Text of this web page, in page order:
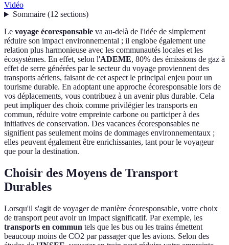
Vidéo
Sommaire(12 sections)
Le voyage écoresponsable va au-delà de l'idée de simplement
réduire son impact environnemental ; il englobe également une
relation plus harmonieuse avec les communautés locales et les
écosystèmes. En effet, selon l'ADEME, 80% des émissions de gaz à
effet de serre générées par le secteur du voyage proviennent des
transports aériens, faisant de cet aspect le principal enjeu pour un
tourisme durable. En adoptant une approche écoresponsable lors de
vos déplacements, vous contribuez à un avenir plus durable. Cela
peut impliquer des choix comme privilégier les transports en
commun, réduire votre empreinte carbone ou participer à des
initiatives de conservation. Des vacances écoresponsables ne
signifient pas seulement moins de dommages environnementaux ;
elles peuvent également être enrichissantes, tant pour le voyageur
que pour la destination.
Choisir des Moyens de Transport
Durables
Lorsqu'il s'agit de voyager de manière écoresponsable, votre choix
de transport peut avoir un impact significatif. Par exemple, les
transports en commun tels que les bus ou les trains émettent
beaucoup moins de CO2 par passager que les avions. Selon des